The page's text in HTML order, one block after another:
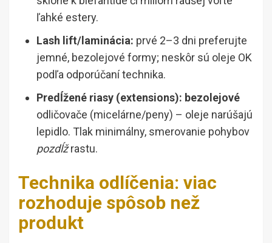
ľahké estery.
Lash lift/laminácia: prvé 2–3 dni preferujte
jemné, bezolejové formy; neskôr sú oleje OK
podľa odporúčaní technika.
Predĺžené riasy (extensions): bezolejové
odličovače (micelárne/peny) – oleje narúšajú
lepidlo. Tlak minimálny, smerovanie pohybov
pozdĺžrastu.
Technika odlíčenia: viac
rozhoduje spôsob než
produkt